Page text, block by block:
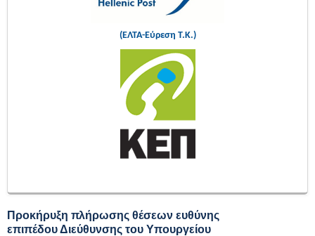
(ΕΛΤΑ-Εύρεση Τ.Κ.)
Προκήρυξη πλήρωσης θέσεων ευθύνης
επιπέδου Διεύθυνσης του Υπουργείου